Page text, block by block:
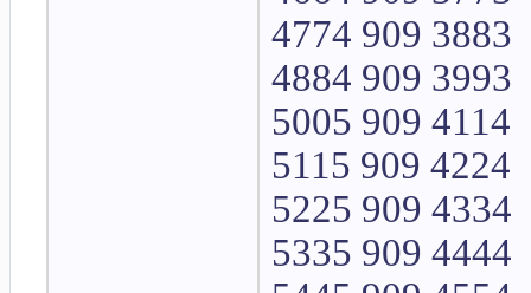
4774 909 3883
4884 909 3993
5005 909 4114
5115 909 4224
5225 909 4334
5335 909 4444